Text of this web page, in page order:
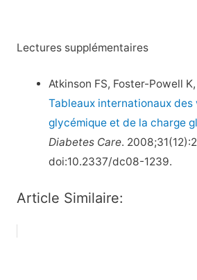
Lectures supplémentaires
Atkinson FS, Foster-Powell
Tableaux internationaux des
glycémique et de la charge
Diabetes Care.
doi:10.2337/dc08-1239.
Article Similaire: